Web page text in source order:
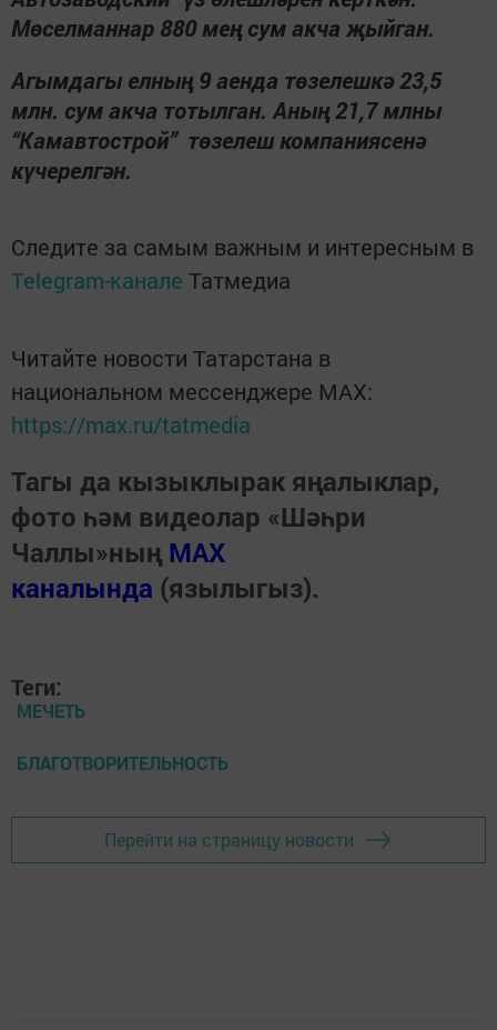
Мөселманнар 880 мең сум акча җыйган.
Агымдагы елның 9 аенда төзелешкә 23,5
млн. сум акча тотылган. Аның21,7 млны
“Камавтострой” төзелеш компаниясенә
күчерелгән.
Следите за самым важным и интересным в
Telegram-канале Татмедиа
Читайте новости Татарстана в
национальном мессенджере MАХ:
https://max.ru/tatmedia
Тагы да кызыклырак яңалыклар,
фото һәм видеолар «Шәһри
Чаллы»ның MAX
каналында (язылыгыз).
Теги:
МЕЧЕТЬ
БЛАГОТВОРИТЕЛЬНОСТЬ
Перейти на страницу новости